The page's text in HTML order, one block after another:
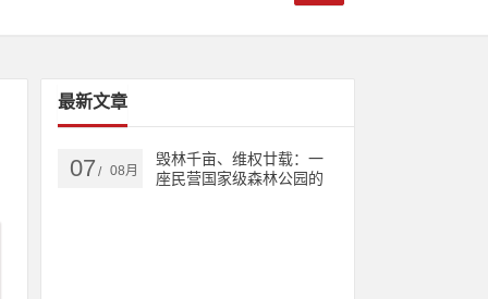
最新文章
07 / 08月
毁林千亩、维权廿载：一
座民营国家级森林公园的